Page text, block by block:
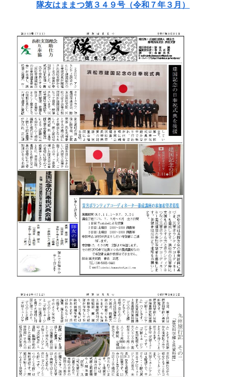
隊友はままつ第３４９号（令和７年３月）